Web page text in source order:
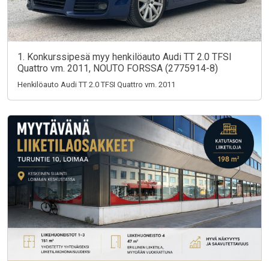
1. Konkurssipesä myy henkilöauto Audi TT 2.0 TFSI
Quattro vm. 2011, NOUTO FORSSA (2775914-8)
Henkilöauto Audi TT 2.0 TFSI Quattro vm. 2011